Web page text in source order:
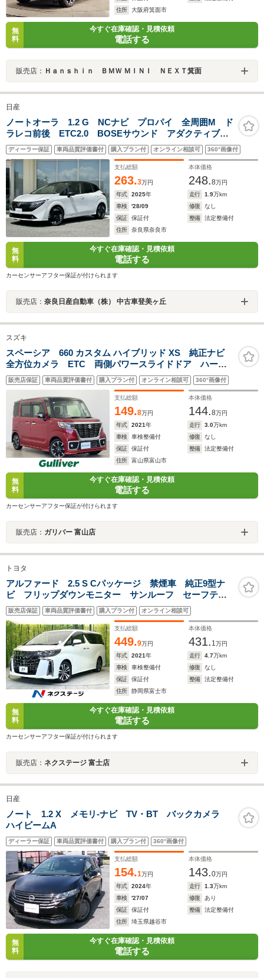
住所
大阪府箕面市
無
料
今すぐ在庫確認・見積依頼
電話する
販売店： Ｈａｎｓｈｉｎ ＢＭＷ ＭＩＮＩ ＮＥＸＴ箕面
日産
ノートオーラ 1.2 G NCナビ プロパイ 全周囲M ド
ラレコ前後 ETC2.0 BOSEサウンド アダクティブ
LEDヘッド フォグライト SOSコール 衝突被害軽
減 踏み間違い防止 障害物センサ ブラインドスポッ
トモニタ パワーシート
ディーラー保証 車両品質評価書付 購入プラン付 オンライン相談可 360°画像付
支払総額
263.3万円
本体価格
248.8万円
年式
2025年 走行 1.9万km
車検
'28/09 修復
なし
保証
保証付 整備
法定整備付
住所
奈良県奈良市
無
料
今すぐ在庫確認・見積依頼
電話する
カーセンサーアフター保証が付けられます
販売店： 奈良日産自動車（株） 中古車登美ヶ丘
スズキ
スペーシア 660 カスタム ハイブリッド XS 純正ナビ
全方位カメラ ETC 両側パワースライドドア ハーフ
レザーシート シートヒーター 衝突被害軽減システ
ム レーダークルーズコントロール コーナーセンサ
ー 純正アルミホイール フロアマット
販売店保証 車両品質評価書付 購入プラン付 オンライン相談可 360°画像付
支払総額
149.8万円
本体価格
144.8万円
年式
2021年 走行 3.0万km
車検
車検整備付 修復
なし
保証
保証付 整備
法定整備付
住所
富山県富山市
無
料
今すぐ在庫確認・見積依頼
電話する
カーセンサーアフター保証が付けられます
販売店： ガリバー 富山店
トヨタ
アルファード 2.5 S Cパッケージ 禁煙車 純正9型ナ
ビ フリップダウンモニター サンルーフ セーフティ
センス レーダークルーズ シートヒーター ベンチレ
ーション ETC ドラレコ メモリーパワーシート オ
ットマンシート LEDヘッド
販売店保証 車両品質評価書付 購入プラン付 オンライン相談可
支払総額
449.9万円
本体価格
431. 1万円
年式
2021年 走行 4.7万km
車検
車検整備付 修復
なし
保証
保証付 整備
法定整備付
住所
静岡県富士市
無
料
今すぐ在庫確認・見積依頼
電話する
カーセンサーアフター保証が付けられます
販売店： ネクステージ 富士店
日産
ノート 1.2 X メモリ-ナビ TV・BT バックカメラ
ハイビームA
ディーラー保証 車両品質評価書付 購入プラン付 360°画像付
支払総額
154.1万円
本体価格
143.0万円
年式
2024年 走行 1.3万km
車検
'27/07 修復
あり
保証
保証付 整備
法定整備付
住所
埼玉県越谷市
無
料
今すぐ在庫確認・見積依頼
電話する